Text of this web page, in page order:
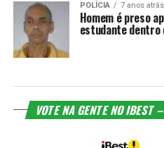
POLÍCIA 7 anos atrás
Homem é preso
estudante dentro
VOTE NA GENTE NO IBEST